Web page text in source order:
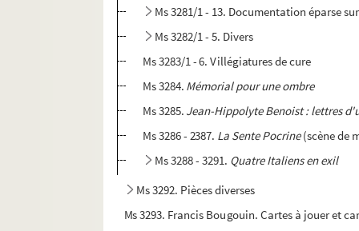
Ms 3281/1 - 13. Documentation éparse
Ms 3282/1 - 5. Divers
Ms 3283/1 - 6. Villégiatures de cure
Ms 3284. Mémorial pour une ombre
Ms 3285. Jean-Hippolyte Benoist : lettres
Ms 3286 - 2387. La Sente Pocrine(scène de
Ms 3288 - 3291. Quatre Italiens en exil
Ms 3292. Pièces diverses
Ms 3293. Francis Bougouin. Cartes à jouer et